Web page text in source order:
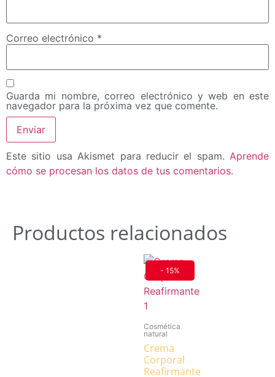
Correo electrónico *
Guarda mi nombre, correo electrónico y web en este
navegador para la próxima vez que comente.
Este sitio usa Akismet para reducir el spam. Aprende
cómo se procesan los datos de tus comentarios.
Productos relacionados
- 15%
Cosmética
natural
Crema
Corporal
Reafirmante